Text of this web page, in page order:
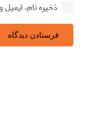
ذخیره نام،
فرستادن دیدگاه